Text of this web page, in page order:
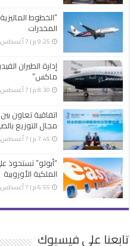
المخدرات
9:25 م | 7 أغسطس، 2026
ماكس”
8:30 م | 7 أغسطس، 2026
اتفاقية تعاون
مجال التوزيع
7:45 م | 7 أغسطس، 2026
الملكية الأوروبية
6:55 م | 7 أغسطس، 2026
تابعنا على فيسبوك